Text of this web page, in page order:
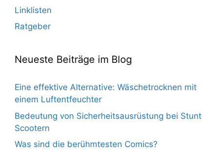
Linklisten
Ratgeber
Neueste Beiträge im Blog
Eine effektive Alternative: Wäschetrocknen mit
einem Luftentfeuchter
Bedeutung von Sicherheitsausrüstung bei Stunt
Scootern
Was sind die berühmtesten Comics?